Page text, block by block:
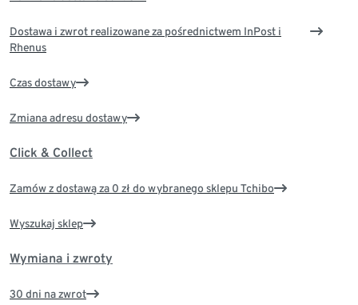
Dostawa i zwrot realizowane za pośrednictwem InPost i
Rhenus
Czas dostawy
Zmiana adresu dostawy
Click & Collect
Zamów z dostawą za 0 zł do wybranego sklepu Tchibo
Wyszukaj sklep
Wymiana i zwroty
30 dni na zwrot